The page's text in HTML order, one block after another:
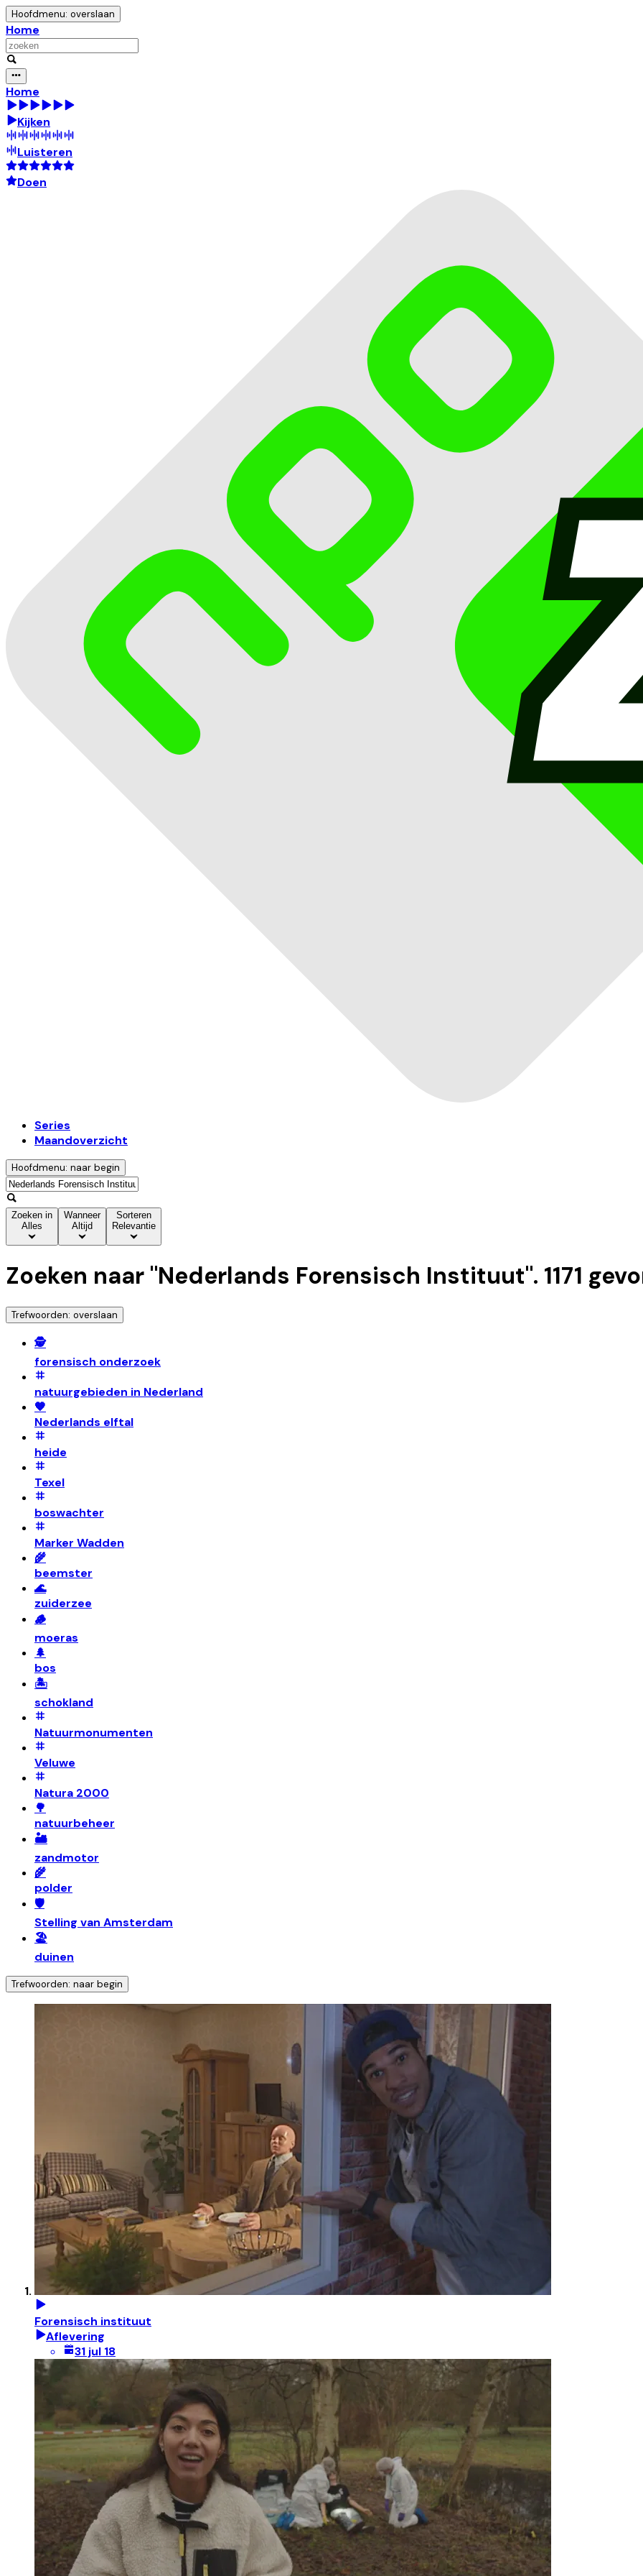
Hoofdmenu: overslaan
Home
Home
Kijken
Luisteren
Doen
Series
Maandoverzicht
Hoofdmenu: naar begin
Zoeken in
Alles
Wanneer
Altijd
Sorteren
Relevantie
Zoeken naar "Nederlands Forensisch Instituut". 1171
Trefwoorden: overslaan
🕵️
forensisch onderzoek
natuurgebieden in Nederland
🧡
Nederlands elftal
heide
Texel
boswachter
Marker Wadden
🌾
beemster
🌊
zuiderzee
🪵
moeras
🌲
bos
🏝️
schokland
Natuurmonumenten
Veluwe
Natura 2000
🌳
natuurbeheer
🏜️
zandmotor
🌾
polder
🛡️
Stelling van Amsterdam
🏖️
duinen
Trefwoorden: naar begin
Forensisch instituut
Aflevering
31 jul 18